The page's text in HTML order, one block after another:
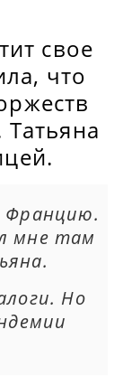
свое
что
Францию.
мне там
Но